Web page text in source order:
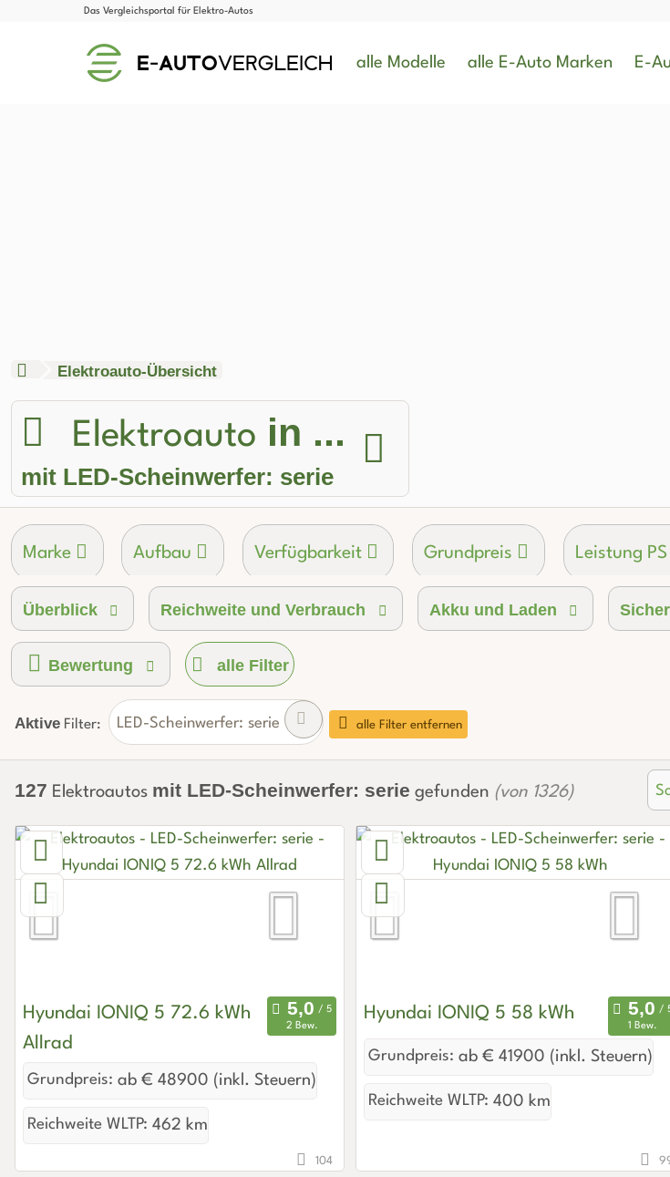
Das Vergleichsportal für Elektro-Autos
alle Modelle alle E-Auto Marken E-
Elektroauto-Übersicht
Elektroauto in ...
mit LED-Scheinwerfer: serie
Marke Aufbau Verfügbarkeit Grundpreis Leistung PS
Akku-Kapazität brutto Ladeanschluss-Typ Sitze
Überblick Reichweite und Verbrauch Akku und Laden
Bewertung alle Filter
Aktive Filter: LED-Scheinwerfer: serie alle Filter entfernen
127 Elektroautos mit LED-Scheinwerfer: serie gefunden (von 1326)
Hyundai IONIQ 5 72.6 kWh
Allrad
2 Bew.
Grundpreis: ab € 48900 (inkl. Steuern)
Reichweite WLTP: 462 km
104
Hyundai IONIQ 5 58 kWh
1 Bew.
Grundpreis: ab € 41900 (inkl. Steuern)
Reichweite WLTP: 400 km